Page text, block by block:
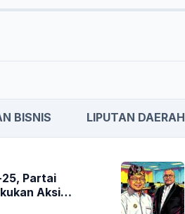
BISNIS LIPUTAN DAERAH
25, Partai
Aksi
Lingkungan